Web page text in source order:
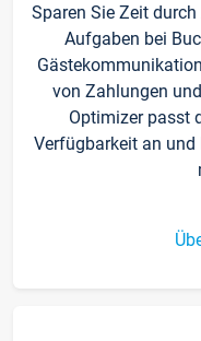
Sparen Sie Zeit
Aufgaben bei
von Zahlungen
Optimizer passt
Verfügbarkeit an